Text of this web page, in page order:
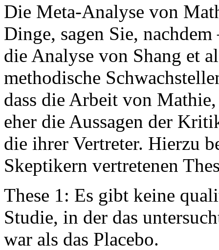
Die Meta-Analyse von
Dinge, sagen Sie,
die Analyse von Shang et
methodische
dass die Arbeit von
eher die Aussagen der
die ihrer Vertreter. Hierzu
Skeptikern vertretenen
These 1: Es gibt keine
Studie, in der das
war als das Placebo.